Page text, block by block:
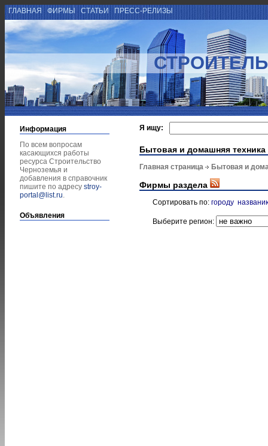
ГЛАВНАЯ ФИРМЫ СТАТЬИ ПРЕСС-РЕЛИЗЫ
Информация
По всем вопросам
касающихся работы
ресурса Строительство
Черноземья и
добавления в справочник
пишите по адресу stroy-
portal@list.ru.
Объявления
Я ищу:
Бытовая и домашняя техника
Главная страница Бытовая и
Фирмы раздела
Сортировать по: городу
Выберите регион: